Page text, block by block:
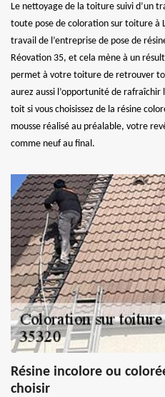
Le nettoyage de la toiture suivi d’un
toute pose de coloration sur toiture à
travail de l’entreprise de pose de
Réovation 35, et cela mène à un
permet à votre toiture de retrouver
aurez aussi l’opportunité de
toit si vous choisissez de la résine
mousse réalisé au préalable, votre
comme neuf au final.
Résine incolore ou
choisir